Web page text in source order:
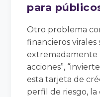
para
Otro problema
financieros virales
extremadamente
acciones”,
esta tarjeta de
perfil de riesgo, la